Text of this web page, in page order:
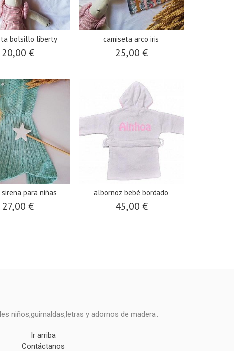
bolsillo liberty
20,00 €
camiseta arco iris
25,00 €
para niñas
27,00 €
albornoz bebé bordado
45,00 €
niños,guirnaldas,letras y adornos de madera..
Ir arriba
Contáctanos